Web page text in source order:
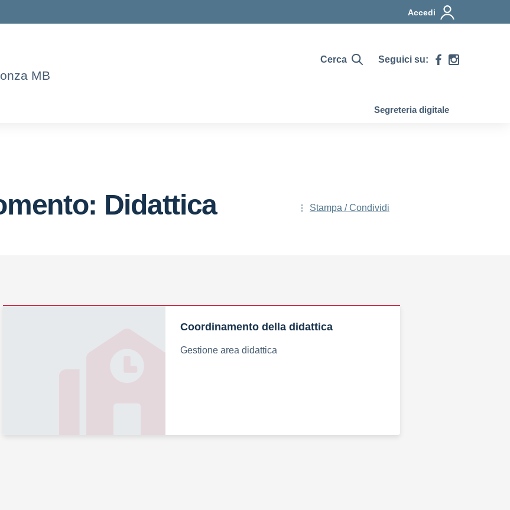
Accedi
MB
Cerca Seguici su:
Segreteria digitale
Didattica Stampa / Condividi
Coordinamento della didattica
Gestione area didattica